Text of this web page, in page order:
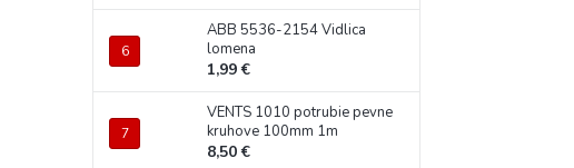
ABB 5536-2154 Vidlica
lomena
1,99 €
VENTS 1010 potrubie pevne
kruhove 100mm 1m
8,50 €